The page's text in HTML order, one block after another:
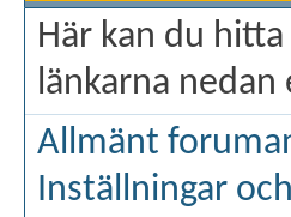
Här kan du
länkarna
Allmänt
Inställningar